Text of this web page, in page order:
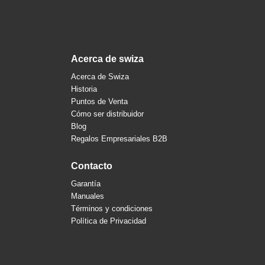
acerca de swiza
Acerca de Swiza
Historia
Puntos de Venta
Cómo ser distribuidor
Blog
Regalos Empresariales B2B
contacto
Garantía
Manuales
Términos y condiciones
Política de Privacidad